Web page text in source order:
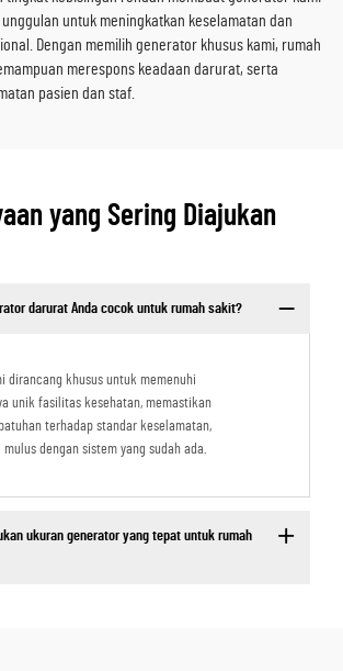
untuk meningkatkan keselamatan dan
Dengan memilih generator khusus kami, rumah
merespons keadaan darurat, serta
pasien dan staf.
yang Sering Diajukan
darurat Anda cocok untuk rumah sakit?
dirancang khusus untuk memenuhi
unik fasilitas kesehatan, memastikan
terhadap standar keselamatan,
dengan sistem yang sudah ada.
ukuran generator yang tepat untuk rumah